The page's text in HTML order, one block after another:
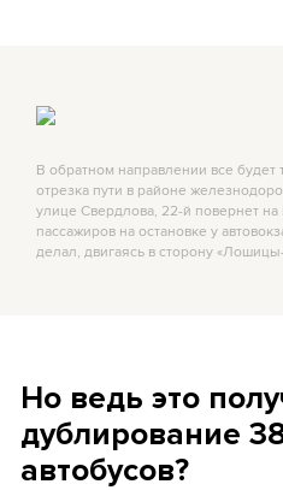
В обратном направлении все будет
отрезка пути в районе
улице Свердлова, 22-й повернет
пассажиров на остановке у
делал, двигаясь в сторону
Но ведь это
дублирование
автобусов?